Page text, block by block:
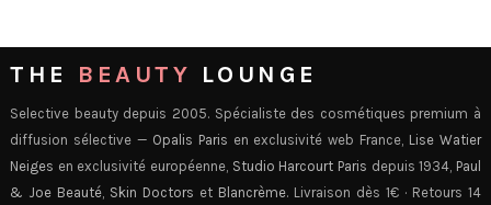
THE BEAUTY LOUNGE
Selective beauty depuis 2005. Spécialiste des cosmétiques premium à
diffusion sélective — Opalis Paris en exclusivité web France, Lise Watier
Neiges en exclusivité européenne, Studio Harcourt Paris depuis 1934, Paul
& Joe Beauté, Skin Doctors et Blancrème. Livraison dès 1€ · Retours 14